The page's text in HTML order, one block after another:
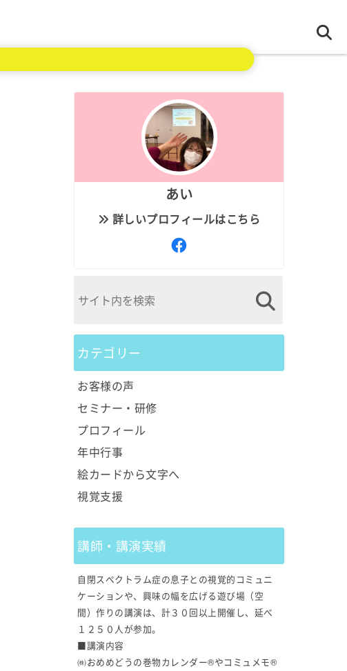
あい
詳しいプロフィールはこちら
カテゴリー
お客様の声
セミナー・研修
プロフィール
年中行事
絵カードから文字へ
視覚支援
講師・講演実績
自閉スペクトラム症の息子との視覚的コミュニ
ケーションや、興味の幅を広げる遊び場（空
間）作りの講演は、計３０回以上開催し、延べ
１２５０人が参加。
■講演内容
㈱おめめどうの巻物カレンダー®やコミュメモ®